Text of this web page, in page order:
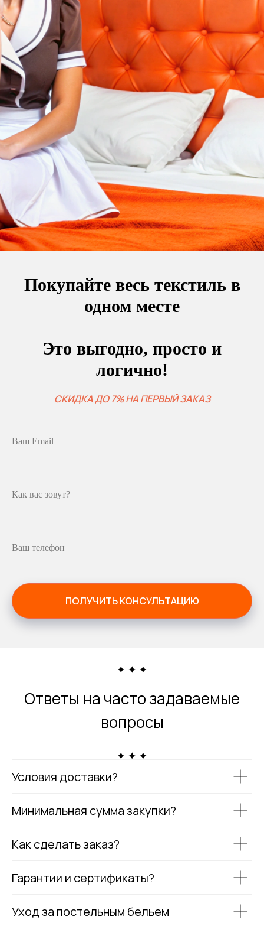
Покупайте весь текстиль в
одном месте
Это выгодно, просто и
логично!
СКИДКА ДО 7% НА ПЕРВЫЙ ЗАКАЗ
Ваш Email
Как вас зовут?
Ваш телефон
ПОЛУЧИТЬ КОНСУЛЬТАЦИЮ
Ответы на часто задаваемые
вопросы
Условия доставки?
Минимальная сумма закупки?
Как сделать заказ?
Гарантии и сертификаты?
Уход за постельным бельем